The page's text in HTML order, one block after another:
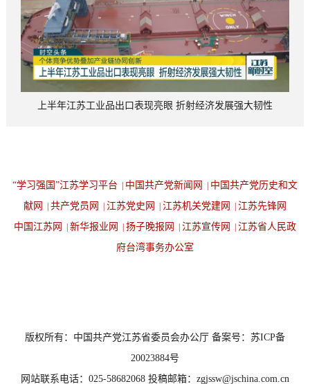
上半年江苏工业品出口表现亮眼 折射经济发展强大韧性
“学习强国”江苏学习平台 中国共产党新闻网
中国共产党历史和文
献网
共产党员网 江苏党史网 江苏机关党建网
江苏先锋网
中国江苏网
新华报业网 扬子晚报网 江苏宣传网
江苏省人民政
府台湾事务办公室
版权所有：中国共产党江苏省委员会办公厅 备案号：苏ICP备
20023884号
网站联系电话：025-58682068 投稿邮箱：zgjssw@jschina.com.cn